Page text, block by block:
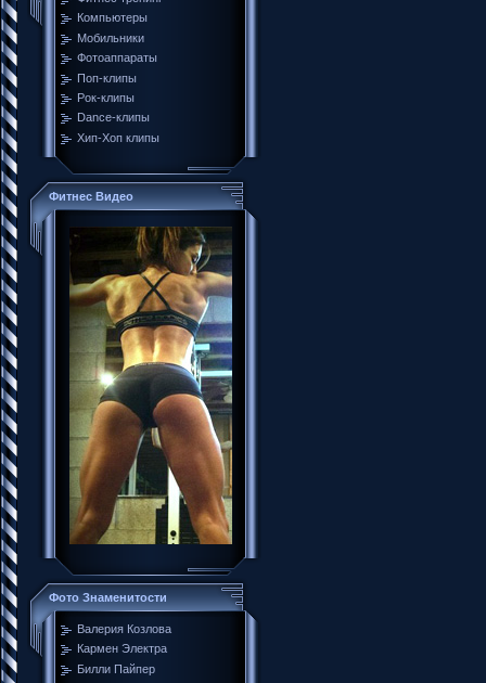
Компьютеры
Мобильники
Фотоаппараты
Поп-клипы
Рок-клипы
Dance-клипы
Хип-Хоп клипы
Фитнес Видео
Фото Знаменитости
Валерия Козлова
Кармен Электра
Билли Пайпер